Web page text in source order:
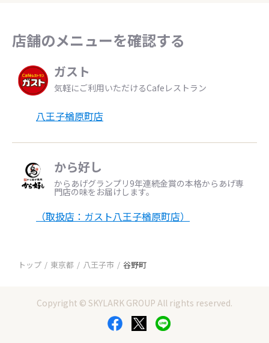
店舗のメニューを確認する
ガスト
気軽にご利用いただけるCafeレストラン
八王子楢原町店
から好し
からあげグランプリ9年連続金賞の本格からあげ専
門店の味をお届けします。
（取扱店：ガスト八王子楢原町店）
トップ 東京都 八王子市 谷野町
Copyright © SKYLARK GROUP All rights reserved.